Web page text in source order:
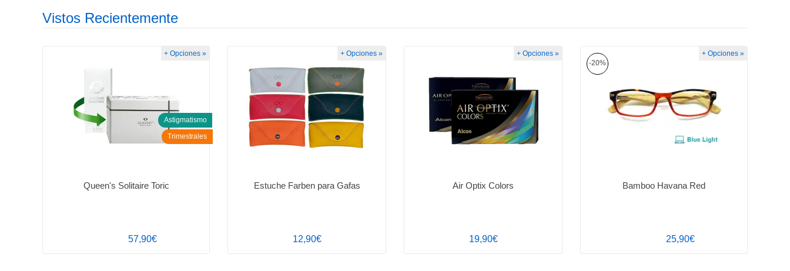
Vistos Recientemente
Queen's Solitaire Toric
57,90€
Astigmatismo
Trimestrales
+ Opciones »
Estuche Farben para Gafas
12,90€
+ Opciones »
Air Optix Colors
19,90€
+ Opciones »
Bamboo Havana Red
25,90€
-20%
+ Opciones »